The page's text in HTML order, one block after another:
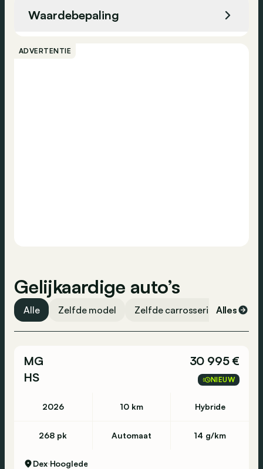
Stembediening
Waardebepaling
ADVERTENTIE
Gelijkaardige auto’s
Alle Zelfde model Zelfde carrosserievorm
Alles
MG
HS
30 995 €
NIEUW
2026 10 km Hybride
268 pk Automaat 14 g/km
Dex Hooglede